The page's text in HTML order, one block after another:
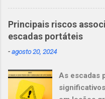
sentir mais
produtivos,
com degrau
com pódio
Principais riscos
escadas portáteis
-agosto 20, 2024
As escadas